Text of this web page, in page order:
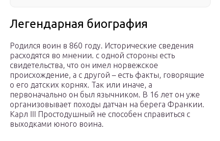
Легендарная биография
Родился воин в 860 году. Исторические сведения
расходятся во мнении. с одной стороны есть
свидетельства, что он имел норвежское
происхождение, а с другой – есть факты, говорящие
о его датских корнях. Так или иначе, а
первоначально он был язычником. В 16 лет он уже
организовывает походы датчан на берега Франкии.
Карл III Простодушный не способен справиться с
выходками юного воина.